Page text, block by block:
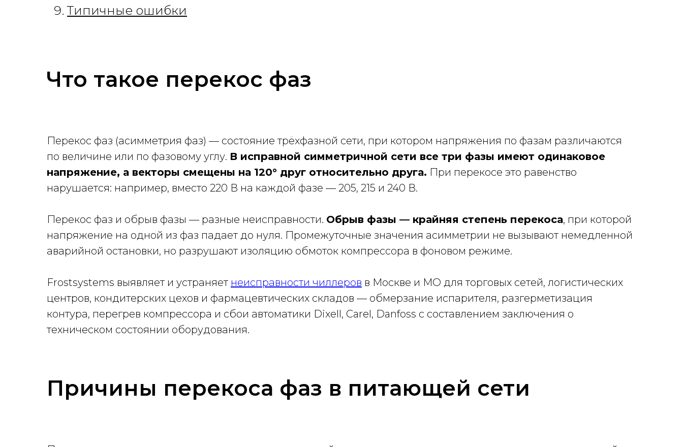
Типичные ошибки
Что такое перекос фаз
Перекос фаз (асимметрия фаз) — состояние трёхфазной сети, при котором напряжения по фазам различаются
по величине или по фазовому углу. В исправной симметричной сети все три фазы имеют одинаковое
напряжение, а векторы смещены на 120° друг относительно друга. При перекосе это равенство
нарушается: например, вместо 220 В на каждой фазе — 205, 215 и 240 В.
Перекос фаз и обрыв фазы — разные неисправности. Обрыв фазы — крайняя степень перекоса, при которой
напряжение на одной из фаз падает до нуля. Промежуточные значения асимметрии не вызывают немедленной
аварийной остановки, но разрушают изоляцию обмоток компрессора в фоновом режиме.
Frostsystems выявляет и устраняет неисправности чиллеров в Москве и МО для торговых сетей, логистических
центров, кондитерских цехов и фармацевтических складов — обмерзание испарителя, разгерметизация
контура, перегрев компрессора и сбои автоматики Dixell, Carel, Danfoss с составлением заключения о
техническом состоянии оборудования.
Причины перекоса фаз в питающей сети